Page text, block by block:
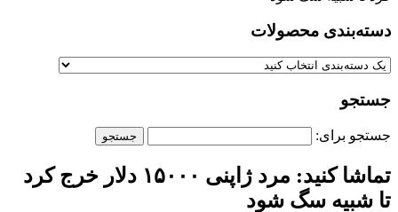
دسته‌بندی‌ محصولات
جستجو
جستجو برای:
تماشا کنید: مرد ژاپنی ۱۵۰۰۰ دلار خرج کرد
تا شبیه سگ‌ شود